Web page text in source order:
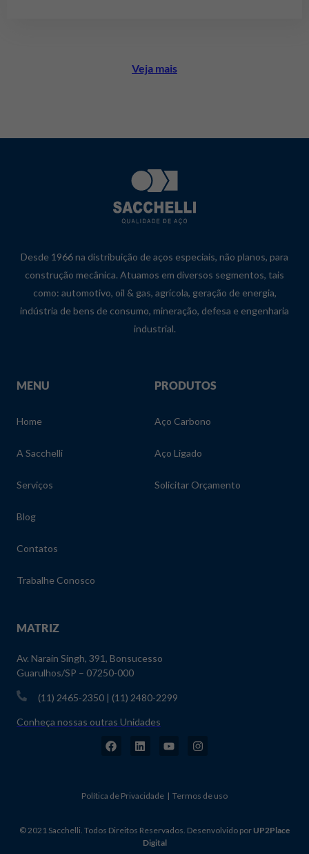
Veja mais
Desde 1966 na distribuição de aços especiais, não planos, para
construção mecânica. Atuamos em diversos segmentos, tais
como: automotivo, oil & gas, agrícola, geração de energia,
indústria de bens de consumo, mineração, defesa e engenharia
industrial.
MENU
Home
A Sacchelli
Serviços
Blog
Contatos
Trabalhe Conosco
PRODUTOS
Aço Carbono
Aço Ligado
Solicitar Orçamento
MATRIZ
Av. Narain Singh, 391, Bonsucesso
Guarulhos/SP – 07250-000
(11) 2465-2350 | (11) 2480-2299
Conheça nossas outras Unidades
Política de Privacidade | Termos de uso
© 2021 Sacchelli. Todos Direitos Reservados. Desenvolvido por UP2Place
Digital